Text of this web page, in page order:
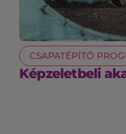
CSAPATÉPÍTŐ
Képzeletbeli